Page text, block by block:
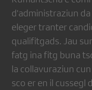
d'administraziun da
eleger tranter
qualifitgads. Jau
fatg ina fitg buna
la collavuraziun
sco er en il cussegl